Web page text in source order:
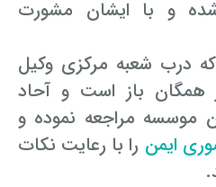
مجوز قانونی
و با ایشان مشورت
که درب شعبه مرکزی وکیل
همگان باز است و آحاد
موسسه مراجعه نموده و
ایمن را با رعایت نکات